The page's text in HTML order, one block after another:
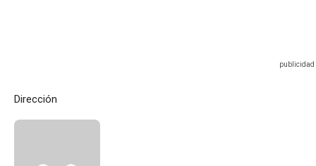
Dirección